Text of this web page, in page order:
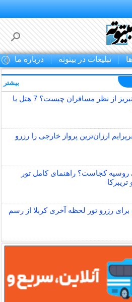
تبلیغات در بیتوته درباره ما
بهترین هتل تبریز از نظر مسافران چیست؟ 7 هتل با
ارزان‌ترین پرواز خارجی را رزرو
کجاست؟ راهنمای کامل تور
برای رزرو تور لحظه آخری کربلا از رسم
بیشتر